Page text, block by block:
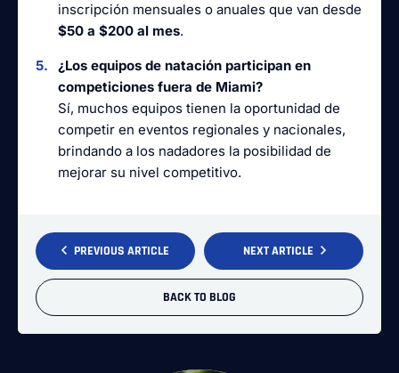
inscripción mensuales o anuales que van desde
$50 a $200 al mes.
¿Los equipos de natación participan en
competiciones fuera de Miami?
Sí, muchos equipos tienen la oportunidad de
competir en eventos regionales y nacionales,
brindando a los nadadores la posibilidad de
mejorar su nivel competitivo.
PREVIOUS ARTICLE
BACK TO BLOG
NEXT ARTICLE